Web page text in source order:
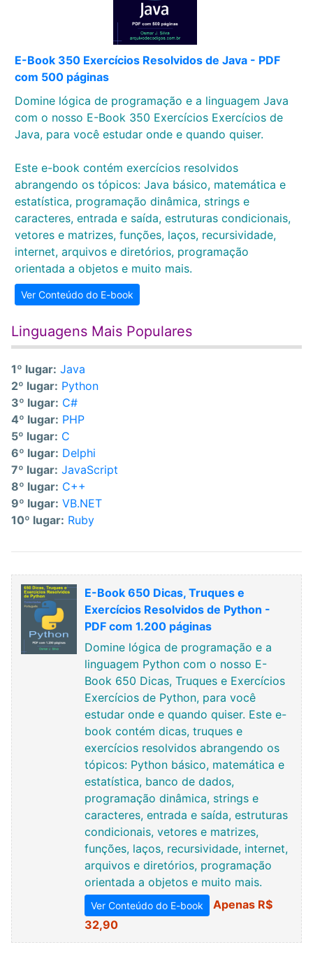
E-Book 350 Exercícios Resolvidos de Java - PDF
com 500 páginas
Domine lógica de programação e a linguagem Java
com o nosso E-Book 350 Exercícios Exercícios de
Java, para você estudar onde e quando quiser.
Este e-book contém exercícios resolvidos
abrangendo os tópicos: Java básico, matemática e
estatística, programação dinâmica, strings e
caracteres, entrada e saída, estruturas condicionais,
vetores e matrizes, funções, laços, recursividade,
internet, arquivos e diretórios, programação
orientada a objetos e muito mais.
Ver Conteúdo do E-book
Linguagens Mais Populares
1º lugar: Java
2º lugar: Python
3º lugar: C#
4º lugar: PHP
5º lugar: C
6º lugar: Delphi
7º lugar: JavaScript
8º lugar: C++
9º lugar: VB.NET
10º lugar: Ruby
E-Book 650 Dicas, Truques e
Exercícios Resolvidos de Python -
PDF com 1.200 páginas
Domine lógica de programação e a
linguagem Python com o nosso E-
Book 650 Dicas, Truques e Exercícios
Exercícios de Python, para você
estudar onde e quando quiser. Este e-
book contém dicas, truques e
exercícios resolvidos abrangendo os
tópicos: Python básico, matemática e
estatística, banco de dados,
programação dinâmica, strings e
caracteres, entrada e saída, estruturas
condicionais, vetores e matrizes,
funções, laços, recursividade, internet,
arquivos e diretórios, programação
orientada a objetos e muito mais.
Ver Conteúdo do E-book
Apenas R$
32,90